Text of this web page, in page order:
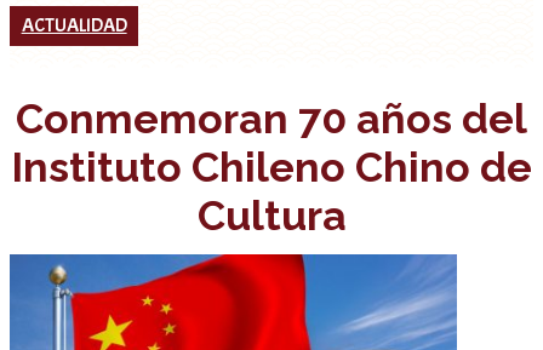
ACTUALIDAD
Conmemoran 70 años del
Instituto Chileno Chino de
Cultura